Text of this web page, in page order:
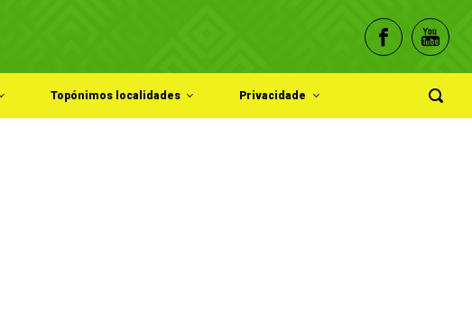
Topónimos localidades Privacidade